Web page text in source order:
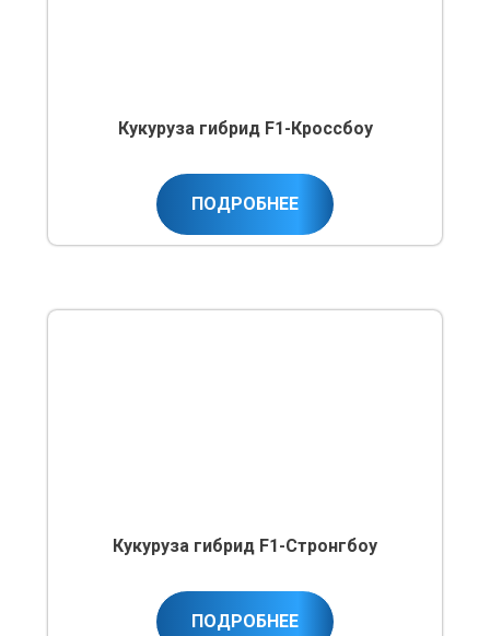
Кукуруза гибрид F1-Кроссбоу
ПОДРОБНЕЕ
Кукуруза гибрид F1-Стронгбоу
ПОДРОБНЕЕ